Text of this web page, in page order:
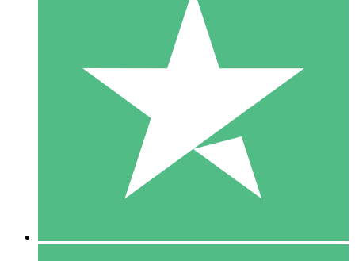
Packs de Crédits Individuels
Payez à l'utilisation avec des crédits de téléchargement. Sans
1 Téléchargement
10 00